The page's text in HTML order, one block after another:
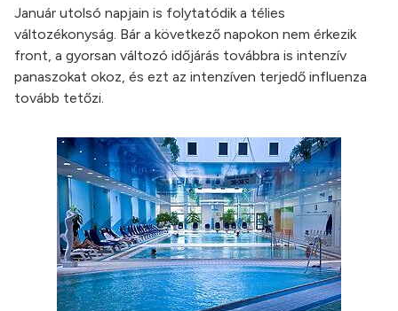
Január utolsó napjain is folytatódik a télies
változékonyság. Bár a következő napokon nem érkezik
front, a gyorsan változó időjárás továbbra is intenzív
panaszokat okoz, és ezt az intenzíven terjedő influenza
tovább tetőzi.